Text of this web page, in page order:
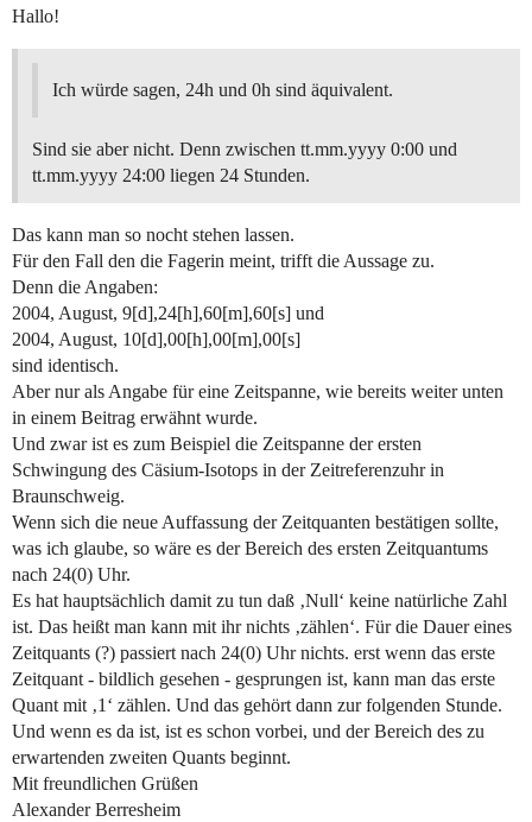
Hallo!
Ich würde sagen, 24h und 0h sind äquivalent.
Sind sie aber nicht. Denn zwischen tt.mm.yyyy 0:00 und
tt.mm.yyyy 24:00 liegen 24 Stunden.
Das kann man so nocht stehen lassen.
Für den Fall den die Fagerin meint, trifft die Aussage zu.
Denn die Angaben:
2004, August, 9[d],24[h],60[m],60[s] und
2004, August, 10[d],00[h],00[m],00[s]
sind identisch.
Aber nur als Angabe für eine Zeitspanne, wie bereits weiter unten
in einem Beitrag erwähnt wurde.
Und zwar ist es zum Beispiel die Zeitspanne der ersten
Schwingung des Cäsium-Isotops in der Zeitreferenzuhr in
Braunschweig.
Wenn sich die neue Auffassung der Zeitquanten bestätigen sollte,
was ich glaube, so wäre es der Bereich des ersten Zeitquantums
nach 24(0) Uhr.
Es hat hauptsächlich damit zu tun daß ‚Null‘ keine natürliche Zahl
ist. Das heißt man kann mit ihr nichts ‚zählen‘. Für die Dauer eines
Zeitquants (?) passiert nach 24(0) Uhr nichts. erst wenn das erste
Zeitquant - bildlich gesehen - gesprungen ist, kann man das erste
Quant mit ‚1‘ zählen. Und das gehört dann zur folgenden Stunde.
Und wenn es da ist, ist es schon vorbei, und der Bereich des zu
erwartenden zweiten Quants beginnt.
Mit freundlichen Grüßen
Alexander Berresheim